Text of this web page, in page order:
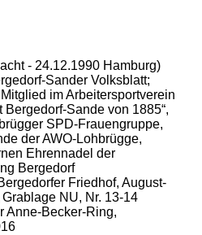
- 24.12.1990 Hamburg)
Sander Volksblatt;
im Arbeitersportverein
Bergedorf-Sande von 1885“,
SPD-Frauengruppe,
der AWO-Lohbrügge,
Ehrennadel der
Bergedorf
Friedhof, August-
NU, Nr. 13-14
Anne-Becker-Ring,